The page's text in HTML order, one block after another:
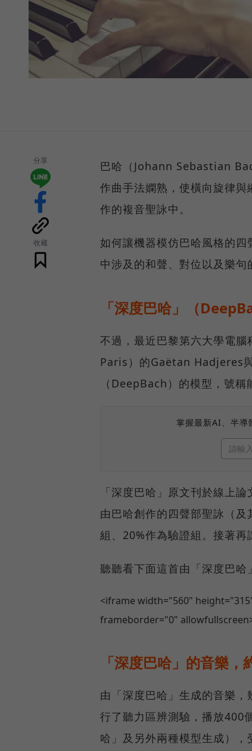
分享
收藏
巴哈（Johann Sebastian
作曲手法嫻熟，使橫向旋律
作的複音聖詠中。
如何讓機器模仿巴哈風格的
中涉及的和聲、對位以及樂句
「深度巴哈」（
不過，最近巴黎第六大學電
Paris）的Gaëtan Hadjeres
（DeepBach）的模型，號稱
掌握最新AI、半導
「深度巴哈」原文刊於線上
由巴哈創作的四聲部聖詠（
組、20%作為驗證組。接著再
聽聽看下面這首由「深度巴哈
<iframe width="560"
frameborder="0"
「深度巴哈」的音樂
由「深度巴哈」生成的音樂
行了聽力區辨測驗，播放400
哈」及另外兩種模型生成），